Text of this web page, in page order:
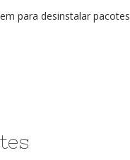
para desinstalar pacotes